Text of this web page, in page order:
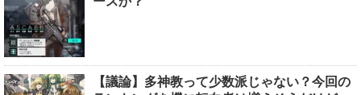
【議論】多神教って少数派じゃない？今回の